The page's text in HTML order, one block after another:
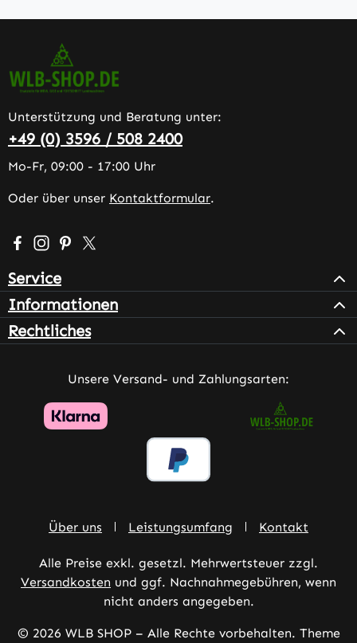
Unterstützung und Beratung unter:
+49 (0) 3596 / 508 2400
Mo-Fr, 09:00 - 17:00 Uhr
Oder über unser Kontaktformular.
Besuche uns auf Facebook – öffnet in neuem Tab
Schau auf Instagram vorbei – öffnet in neuem Tab
Lass dich auf Pinterest inspirieren – öffnet in
Folge uns auf X – öffnet in neuem Tab
Service
Informationen
Rechtliches
Unsere Versand- und Zahlungsarten:
Über uns Leistungsumfang Kontakt
Alle Preise exkl. gesetzl. Mehrwertsteuer zzgl.
Versandkosten und ggf. Nachnahmegebühren, wenn
nicht anders angegeben.
© 2026 WLB SHOP – Alle Rechte vorbehalten. Theme